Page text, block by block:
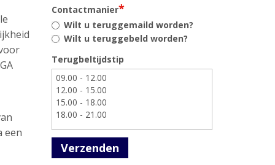
een
Contactmanier*
Wilt u teruggemaild worden?
Wilt u teruggebeld worden?
Terugbeltijdstip
Verzenden